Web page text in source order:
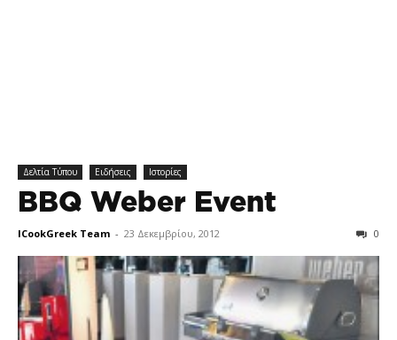
Δελτία Τύπου Ειδήσεις Ιστορίες
BBQ Weber Event
ICookGreek Team - 23 Δεκεμβρίου, 2012 0